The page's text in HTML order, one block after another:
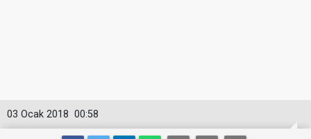
00:58
03 Ocak 2018